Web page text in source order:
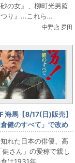
の女』、柳町光男監
り』...これら...
中野店 夛田
海馬【8/17(日)販売】
倉健のすべて」で改め
惚れる
れた日本の俳優、高
健さん」の愛称で親し
は1931年...